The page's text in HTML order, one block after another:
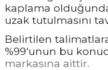
kaplama
uzak tutulmasını
Belirtilen
%99'unun bu
markasına aittir.